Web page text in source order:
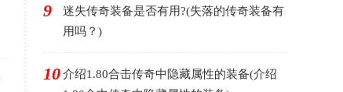
9
迷失传奇装备是否有用?(失落的传奇装备有
用吗？)
10介绍1.80合击传奇中隐藏属性的装备(介绍